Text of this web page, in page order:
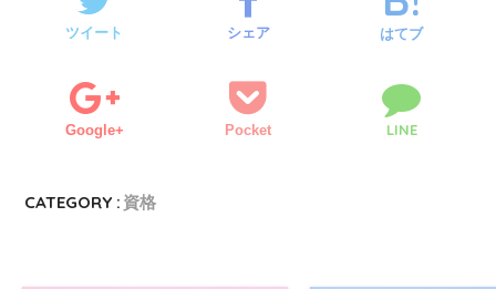
ツイート シェア はてブ
Google+ Pocket LINE
CATEGORY : 資格